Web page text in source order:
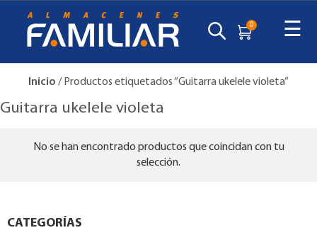
0 ☰
Inicio / Productos etiquetados “Guitarra ukelele violeta”
Guitarra ukelele violeta
No se han encontrado productos que coincidan con tu
selección.
CATEGORÍAS